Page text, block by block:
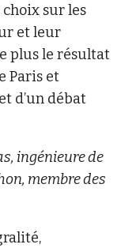
choix sur les
et leur
plus le résultat
Paris et
d’un débat
ingénieure de
membre des